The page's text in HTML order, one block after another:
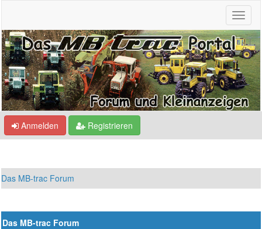
Anmelden Registrieren
Das MB-trac Forum
Das MB-trac Forum